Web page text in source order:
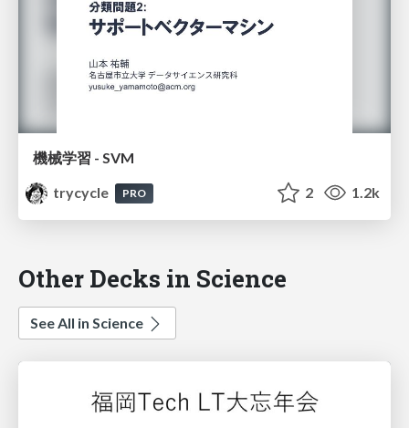
機械学習 - SVM
trycycle
PRO 2 1.2k
Other Decks in Science
See All in Science